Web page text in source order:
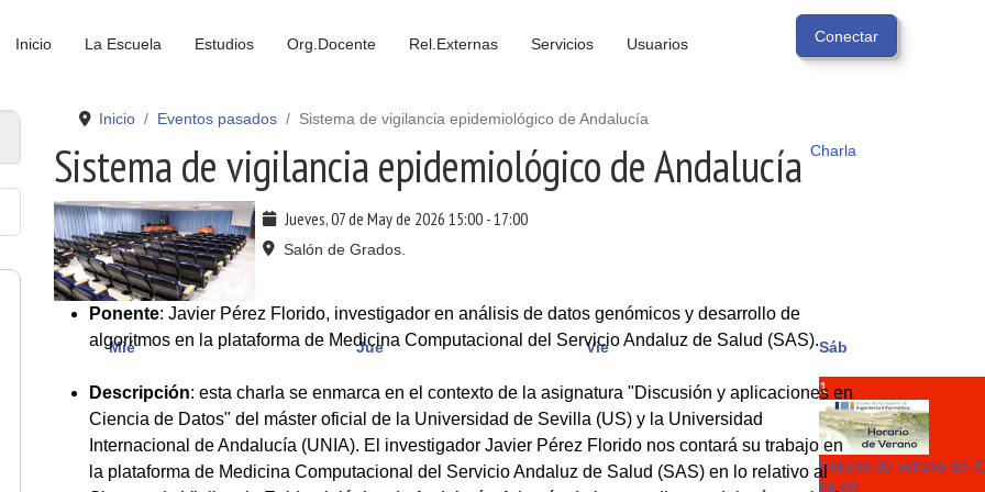
Inicio La Escuela Estudios Org.Docente Rel.Externas Servicios Usuarios
Mié Jue Vie Sáb
1
Horario de verano del
Inicio Eventos pasados Sistema de vigilancia epidemiológico de Andalucía
Sistema de vigilancia epidemiológico de Andalucía Charla
Jueves, 07 de May de 2026 15:00-17:00
Salón de Grados.
Ponente: Javier Pérez Florido, investigador en análisis de datos genómicos y desarrollo de
algoritmos en la plataforma de Medicina Computacional del Servicio Andaluz de Salud (SAS).
Descripción: esta charla se enmarca en el contexto de la asignatura "Discusión y aplicaciones en
Ciencia de Datos" del máster oficial de la Universidad de Sevilla (US) y la Universidad
Internacional de Andalucía (UNIA). El investigador Javier Pérez Florido nos contará su trabajo en
la plataforma de Medicina Computacional del Servicio Andaluz de Salud (SAS) en lo relativo al